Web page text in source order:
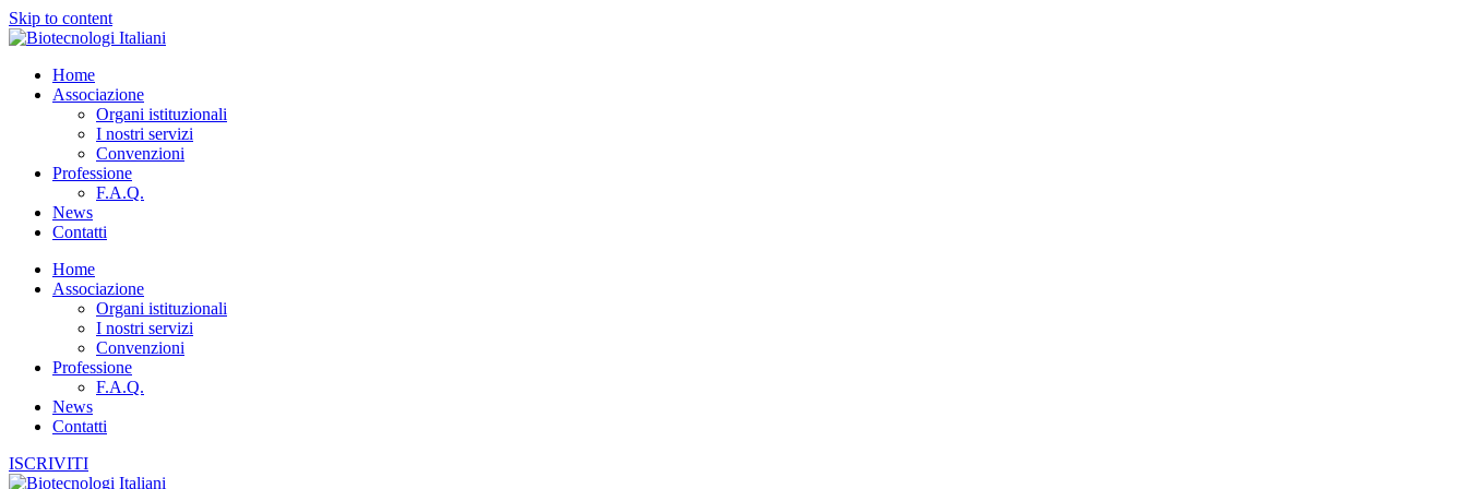
Skip to content
Home
Associazione
Organi istituzionali
I nostri servizi
Convenzioni
Professione
F.A.Q.
News
Contatti
Home
Associazione
Organi istituzionali
I nostri servizi
Convenzioni
Professione
F.A.Q.
News
Contatti
ISCRIVITI